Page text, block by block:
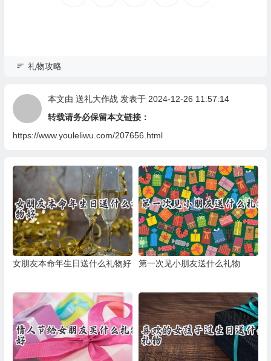
礼物攻略
本文由 送礼大作战发表于 2024-12-26 11:57:14
转载请务必保留本文链接：
https://www.youleliwu.com/207656.html
女朋友本命年生日送什么礼物好 第一次见小朋友送什么礼物